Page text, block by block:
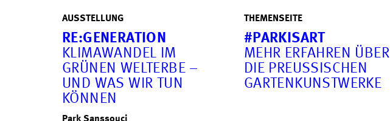
AUSSTELLUNG
RE:GENERATION
KLIMAWANDEL IM
GRÜNEN WELTERBE –
UND WAS WIR TUN
KÖNNEN
THEMENSEITE
#PARKISART
MEHR ERFAHREN ÜBER
DIE PREUSSISCHEN G
ARTENKUNSTWERKE